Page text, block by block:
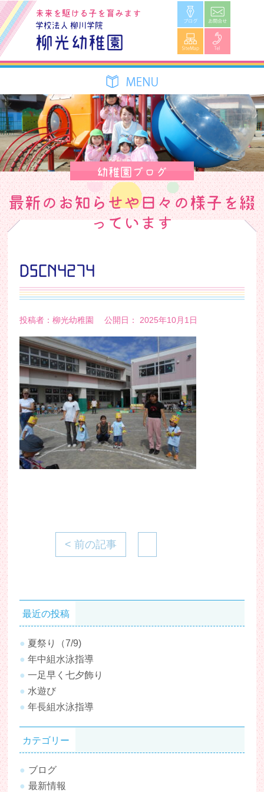
学校法人 柳川学院
柳光幼稚園
未来を駆ける子を育みます ブログ
SiteMap
幼稚園ブログ
最新のお知らせや日々の様子を綴
っています
DSCN4274
投稿者：柳光幼稚園 公開日： 2025年10月1日
< 前の記事
最近の投稿
夏祭り（7/9)
年中組水泳指導
一足早く七夕飾り
水遊び
年長組水泳指導
カテゴリー
ブログ
最新情報